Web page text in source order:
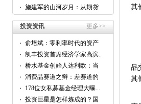
施建军的山河岁月：从期货
到...
投资资讯
更多>>
俞培斌：零利率时代的资产
配...
凯丰投资首席经济学家高滨...
桥水基金创始人达利欧：当
前...
消费品赛道之辩：差赛道的
好...
178位女私募基金经理大曝...
投资巨星是怎样炼成的？国
其
品
其